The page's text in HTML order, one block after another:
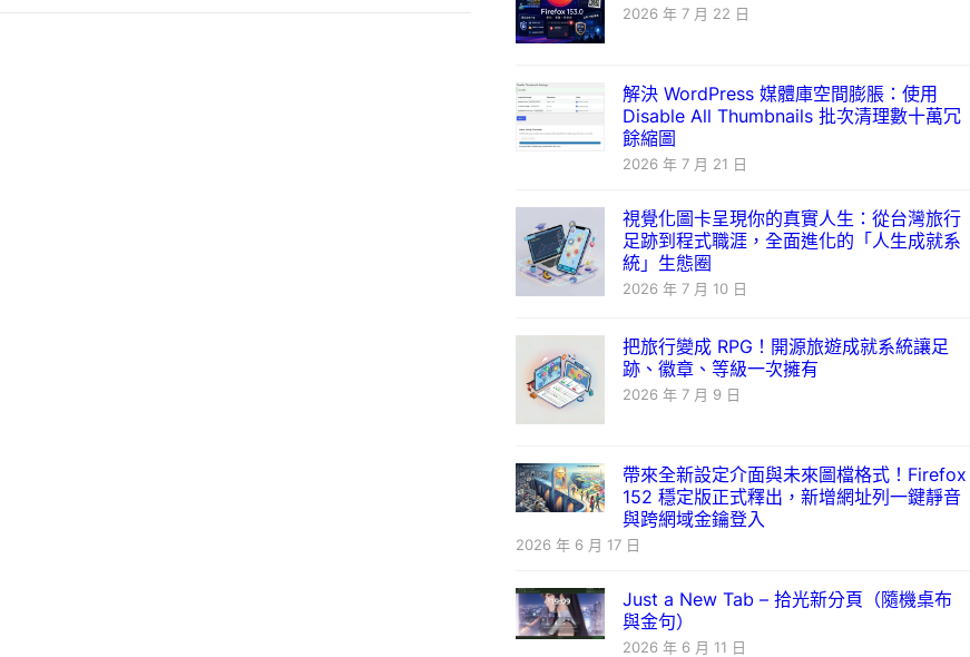
2026 年 7 月 22 日
解決 WordPress 媒體庫空間膨脹：使用
Disable All Thumbnails 批次清理數十萬冗
餘縮圖
2026 年 7 月 21 日
視覺化圖卡呈現你的真實人生：從台灣旅行
足跡到程式職涯，全面進化的「人生成就系
統」生態圈
2026 年 7 月 10 日
把旅行變成 RPG！開源旅遊成就系統讓足
跡、徽章、等級一次擁有
2026 年 7 月 9 日
帶來全新設定介面與未來圖檔格式！Firefox
152 穩定版正式釋出，新增網址列一鍵靜音
與跨網域金鑰登入
2026 年 6 月 17 日
Just a New Tab – 拾光新分頁（隨機桌布
與金句）
2026 年 6 月 11 日